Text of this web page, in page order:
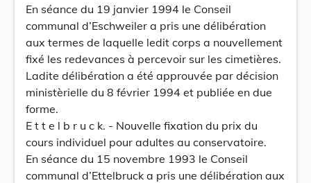
En séance du 19 janvier 1994 le Conseil
communal d’Eschweiler a pris une délibération
aux termes de laquelle ledit corps a nouvellement
fixé les redevances à percevoir sur les cimetières.
Ladite délibération a été approuvée par décision
ministèrielle du 8 février 1994 et publiée en due
forme.
E t t e l b r u c k. - Nouvelle fixation du prix du
cours individuel pour adultes au conservatoire.
En séance du 15 novembre 1993 le Conseil
communal d’Ettelbruck a pris une délibération aux